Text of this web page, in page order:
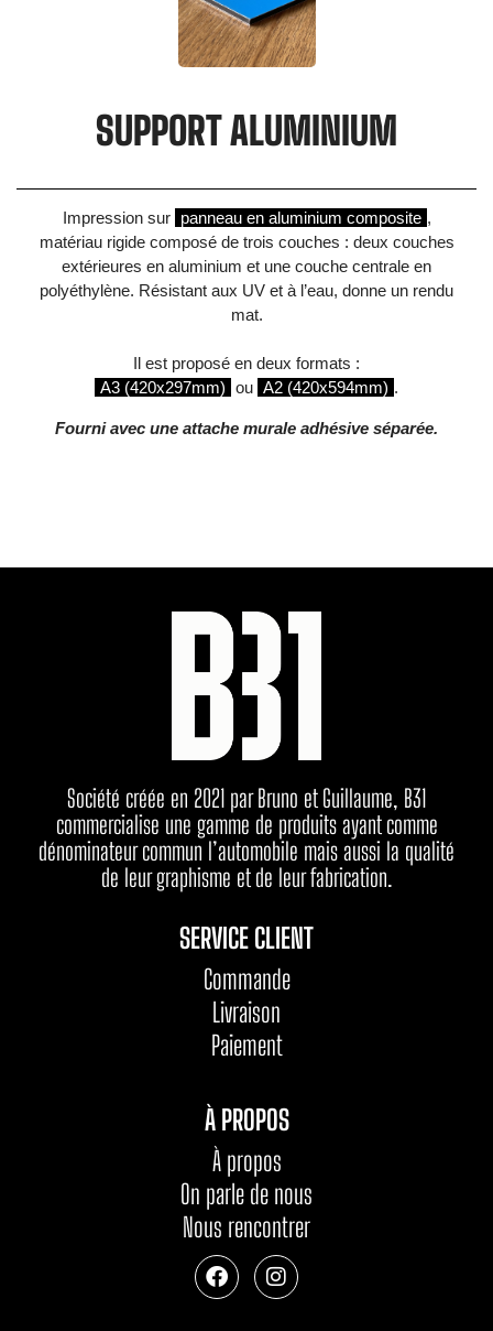
SUPPORT ALUMINIUM
Impression sur panneau en aluminium composite ,
matériau rigide composé de trois couches : deux couches
extérieures en aluminium et une couche centrale en
polyéthylène. Résistant aux UV et à l’eau, donne un rendu
mat.
Il est proposé en deux formats :
A3 (420x297mm) ou A2 (420x594mm) .
Fourni avec une attache murale adhésive séparée.
Société créée en 2021 par Bruno et Guillaume, B31
commercialise une gamme de produits ayant comme
dénominateur commun l’automobile mais aussi la qualité
de leur graphisme et de leur fabrication.
SERVICE CLIENT
Commande
Livraison
Paiement
À PROPOS
À propos
On parle de nous
Nous rencontrer